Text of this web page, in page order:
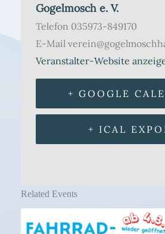
Gogelmosch e. V.
Telefon 035973-849170
E-Mail
Veranstalter-Website
+ GOOGLE
+ ICAL
Related Events